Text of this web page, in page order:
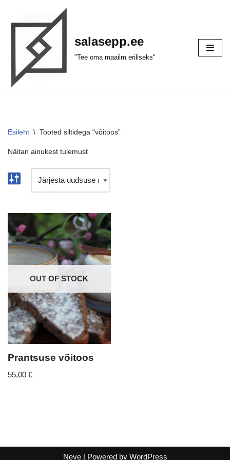
Skip
content
salasepp.ee
"Tee oma maailm eriliseks"
Esileht \ Tooted siltidega “võitoos”
Näitan ainukest tulemust
OUT OF STOCK
Prantsuse võitoos
55,00 €
Neve| Powered by WordPress